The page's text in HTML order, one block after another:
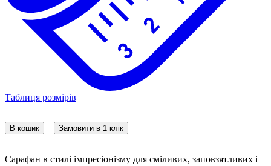
Таблиця розмірів
В кошик Замовити в 1 клік
Сарафан в стилі імпресіонізму для сміливих, заповзятливих і